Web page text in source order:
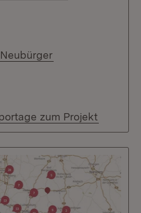
zum Projekt